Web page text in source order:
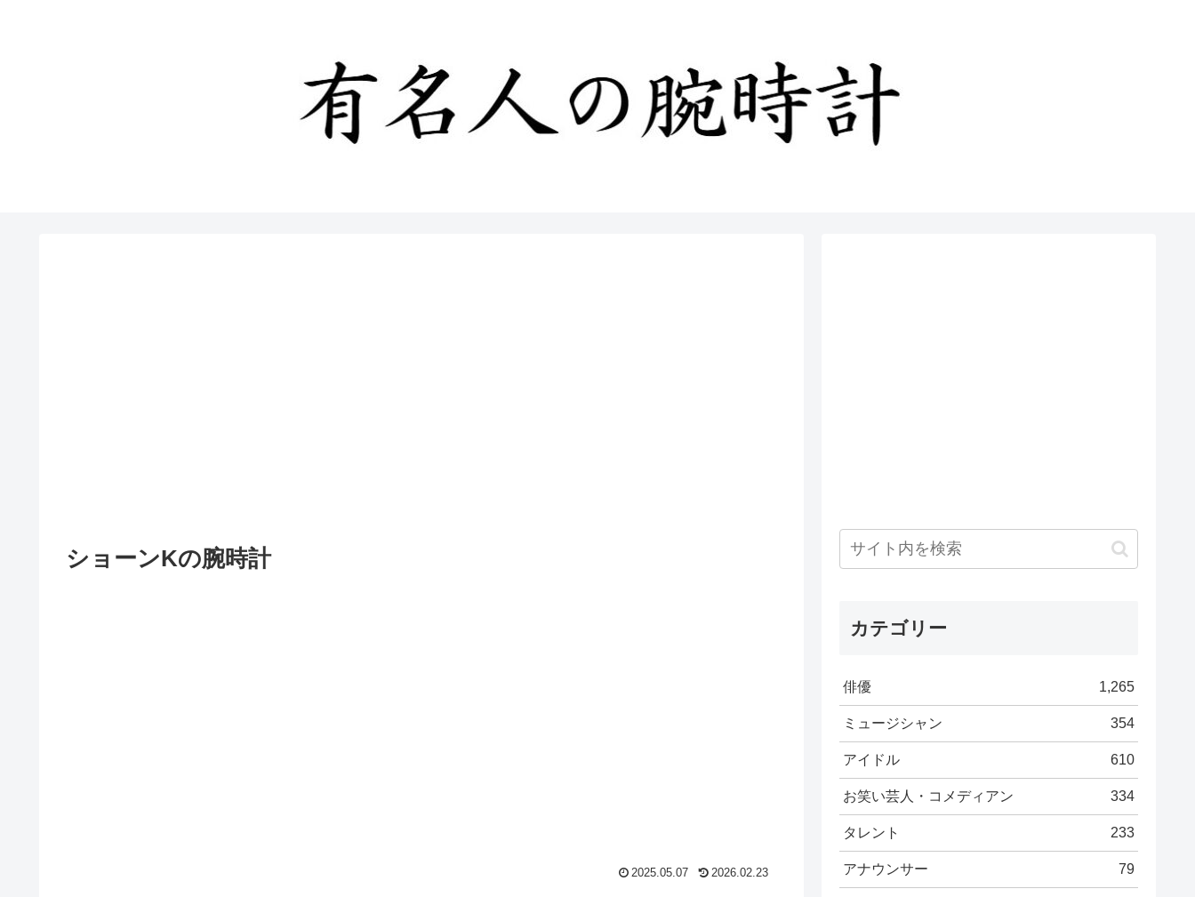
ショーンKの腕時計
2025.05.07 2026.02.23
カテゴリー
俳優 1,265
ミュージシャン 354
アイドル 610
お笑い芸人・コメディアン 334
タレント 233
アナウンサー 79